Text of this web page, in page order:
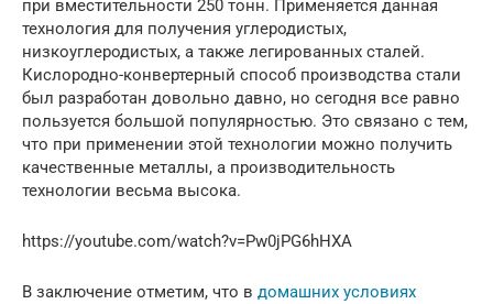
при вместительности 250 тонн. Применяется данная
технология для получения углеродистых,
низкоуглеродистых, а также легированных сталей.
Кислородно-конвертерный способ производства стали
был разработан довольно давно, но сегодня все равно
пользуется большой популярностью. Это связано с тем,
что при применении этой технологии можно получить
качественные металлы, а производительность
технологии весьма высока.
https://youtube.com/watch?v=Pw0jPG6hHXA
В заключение отметим, что в домашних условиях